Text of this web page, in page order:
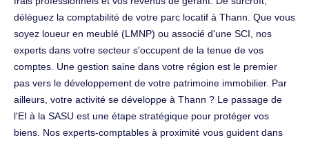
déléguez la comptabilité de votre parc locatif à Thann. Que vous
soyez loueur en meublé (LMNP) ou associé d'une SCI, nos
experts dans votre secteur s'occupent de la tenue de vos
comptes. Une gestion saine dans votre région est le premier
pas vers le développement de votre patrimoine immobilier. Par
ailleurs, votre activité se développe à Thann ? Le passage de
l'EI à la SASU est une étape stratégique pour protéger vos
biens. Nos experts-comptables à proximité vous guident dans